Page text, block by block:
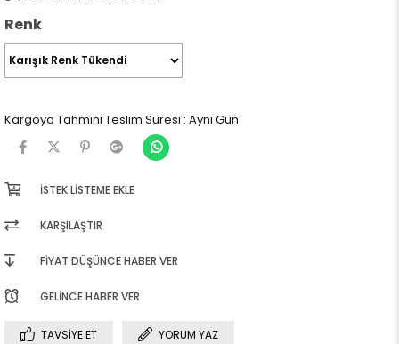
Renk
Kargoya Tahmini Teslim Süresi : Aynı Gün
İSTEK LISTEME EKLE
KARŞILAŞTIR
FIYAT DÜŞÜNCE HABER VER
GELINCE HABER VER
TAVSIYE ET
YORUM YAZ